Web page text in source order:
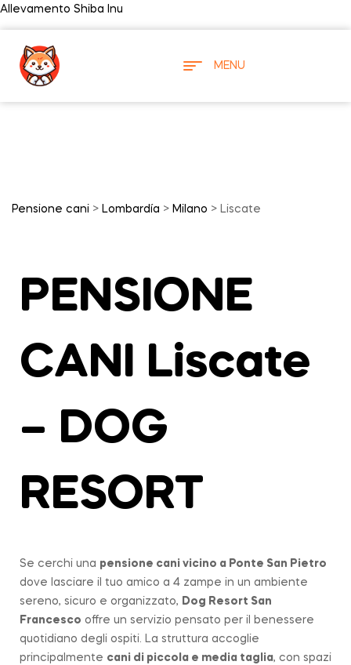
Allevamento Shiba Inu
MENU
Pensione cani > Lombardía > Milano > Liscate
PENSIONE
CANI Liscate
– DOG
RESORT
Se cerchi una pensione cani vicino a Ponte San Pietro
dove lasciare il tuo amico a 4 zampe in un ambiente
sereno, sicuro e organizzato, Dog Resort San
Francesco offre un servizio pensato per il benessere
quotidiano degli ospiti. La struttura accoglie
principalmente cani di piccola e media taglia, con spazi